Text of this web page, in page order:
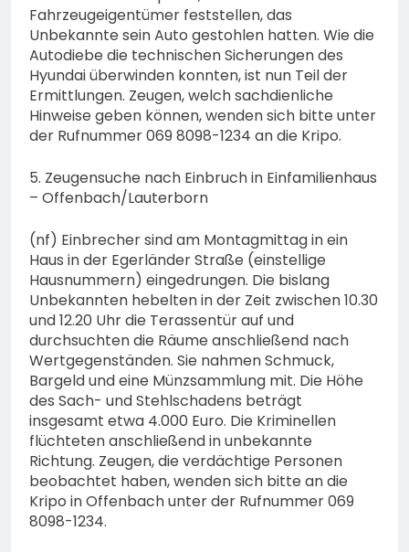
Fahrzeugeigentümer feststellen, das
Unbekannte sein Auto gestohlen hatten. Wie die
Autodiebe die technischen Sicherungen des
Hyundai überwinden konnten, ist nun Teil der
Ermittlungen. Zeugen, welch sachdienliche
Hinweise geben können, wenden sich bitte unter
der Rufnummer 069 8098-1234 an die Kripo.
5. Zeugensuche nach Einbruch in Einfamilienhaus
– Offenbach/Lauterborn
(nf) Einbrecher sind am Montagmittag in ein
Haus in der Egerländer Straße (einstellige
Hausnummern) eingedrungen. Die bislang
Unbekannten hebelten in der Zeit zwischen 10.30
und 12.20 Uhr die Terassentür auf und
durchsuchten die Räume anschließend nach
Wertgegenständen. Sie nahmen Schmuck,
Bargeld und eine Münzsammlung mit. Die Höhe
des Sach- und Stehlschadens beträgt
insgesamt etwa 4.000 Euro. Die Kriminellen
flüchteten anschließend in unbekannte
Richtung. Zeugen, die verdächtige Personen
beobachtet haben, wenden sich bitte an die
Kripo in Offenbach unter der Rufnummer 069
8098-1234.